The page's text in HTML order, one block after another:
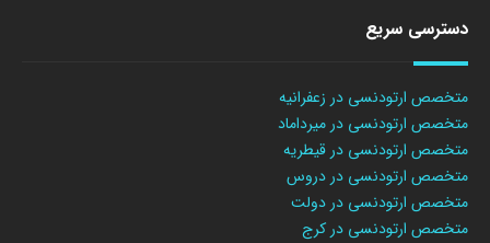
دسترسی سریع
متخصص ارتودنسی در زعفرانیه
متخصص ارتودنسی در میرداماد
متخصص ارتودنسی در قیطریه
متخصص ارتودنسی در دروس
متخصص ارتودنسی در دولت
متخصص ارتودنسی در کرج